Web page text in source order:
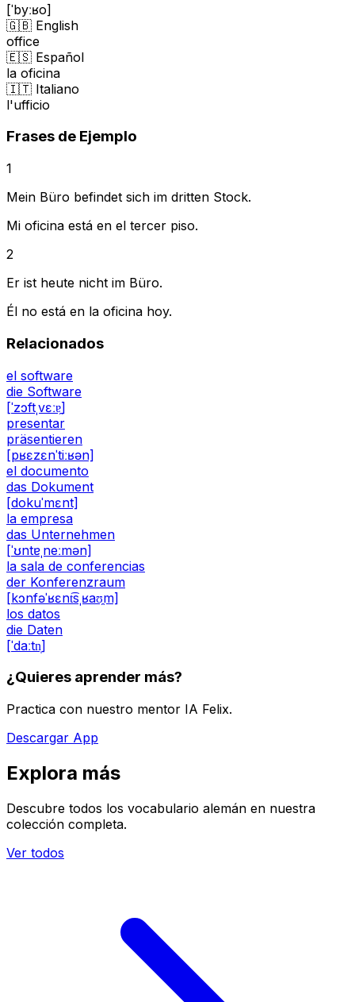
[ˈbyːʁo]
🇬🇧 English
office
🇪🇸 Español
la oficina
🇮🇹 Italiano
l'ufficio
Frases de Ejemplo
1
Mein Büro befindet sich im dritten Stock.
Mi oficina está en el tercer piso.
2
Er ist heute nicht im Büro.
Él no está en la oficina hoy.
Relacionados
el software
die Software
[ˈzɔftˌvɛːɐ̯]
presentar
präsentieren
[pʁɛzɛnˈtiːʁən]
el documento
das Dokument
[dokuˈmɛnt]
la empresa
das Unternehmen
[ˈʊntɐˌneːmən]
la sala de conferencias
der Konferenzraum
[kɔnfəˈʁɛnt͡sˌʁaʊ̯m]
los datos
die Daten
[ˈdaːtn̩]
¿Quieres aprender más?
Practica con nuestro mentor IA Felix.
Descargar App
Explora más
Descubre todos los vocabulario alemán en nuestra
colección completa.
Ver todos